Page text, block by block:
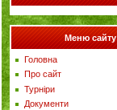
Меню сайту
Головна
Про сайт
Турніри
Документи